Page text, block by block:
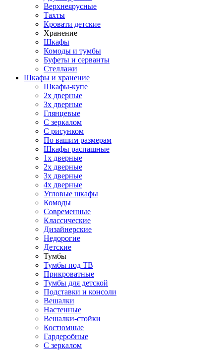
Верхнеярусные
Тахты
Кровати детские
Хранение
Шкафы
Комоды и тумбы
Буфеты и серванты
Стеллажи
Шкафы и хранение
Шкафы-купе
2х дверные
3х дверные
Глянцевые
С зеркалом
С рисунком
По вашим размерам
Шкафы распашные
1х дверные
2х дверные
3х дверные
4х дверные
Угловые шкафы
Комоды
Современные
Классические
Дизайнерские
Недорогие
Детские
Тумбы
Тумбы под ТВ
Прикроватные
Тумбы для детской
Подставки и консоли
Вешалки
Настенные
Вешалки-стойки
Костюмные
Гардеробные
С зеркалом